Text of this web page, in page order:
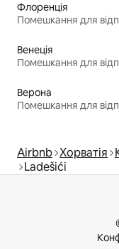
Флоренція
Помешкання для
Венеція
Помешкання для
Верона
Помешкання для
Airbnb Хорватія
Ladešići